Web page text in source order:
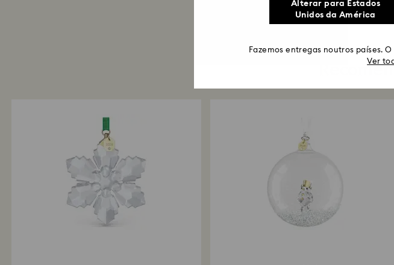
Alterar para Estados
Unidos da América
Fazemos entregas noutros países.
Ver